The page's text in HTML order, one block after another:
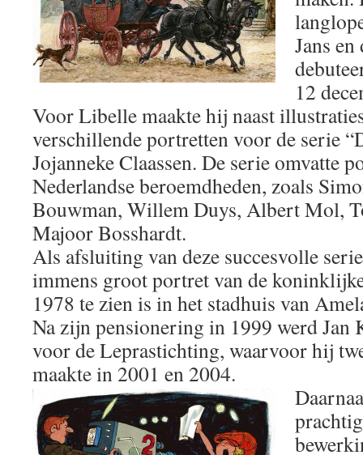
Jans
12
Voor Libelle maakte hij naast
verschillende portretten voor de serie
Jojanneke Claassen. De serie omvatte
Nederlandse beroemdheden, zoals
Bouwman, Willem Duys, Albert Mol,
Majoor Bosshardt.
Als afsluiting van deze succesvolle
immens groot portret van de
1978 te zien is in het stadhuis van
Na zijn pensionering in 1999 werd Jan
voor de Leprastichting, waarvoor hij
maakte in 2001 en 2004.